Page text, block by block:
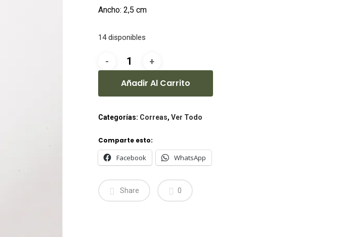
Ancho: 2,5 cm
14 disponibles
Añadir Al Carrito
Categorías: Correas, Ver Todo
Comparte esto:
Facebook WhatsApp
Share 0